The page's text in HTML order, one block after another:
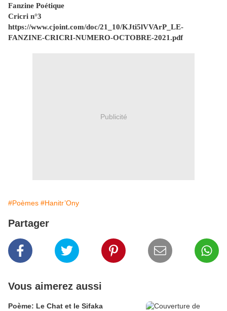
Fanzine Poétique
Cricri n°3
https://www.cjoint.com/doc/21_10/KJti5lVVArP_LE-
FANZINE-CRICRI-NUMERO-OCTOBRE-2021.pdf
Publicité
#Poèmes #Hanitr’Ony
Partager
Vous aimerez aussi
Poème: Le Chat et le Sifaka